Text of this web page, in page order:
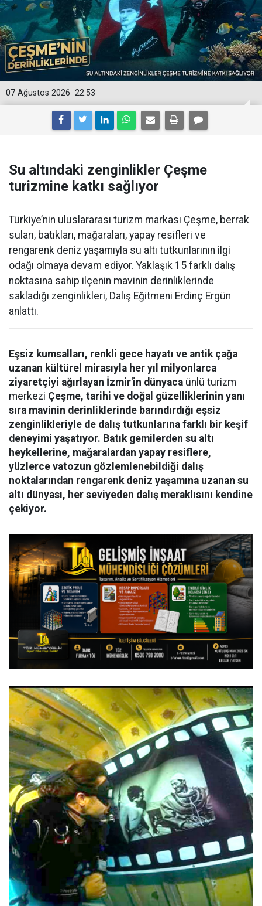
22:53
07 Ağustos 2026
Su altındaki zenginlikler Çeşme
turizmine katkı sağlıyor
Türkiye’nin uluslararası turizm markası Çeşme, berrak
suları, batıkları, mağaraları, yapay resifleri ve
rengarenk deniz yaşamıyla su altı tutkunlarının ilgi
odağı olmaya devam ediyor. Yaklaşık 15 farklı dalış
noktasına sahip ilçenin mavinin derinliklerinde
sakladığı zenginlikleri, Dalış Eğitmeni Erdinç Ergün
anlattı.
Eşsiz kumsalları, renkli gece hayatı ve antik çağa
uzanan kültürel mirasıyla her yıl milyonlarca
ziyaretçiyi ağırlayan İzmir'in dünyaca ünlü turizm
merkezi Çeşme, tarihi ve doğal güzelliklerinin yanı
sıra mavinin derinliklerinde barındırdığı eşsiz
zenginlikleriyle de dalış tutkunlarına farklı bir keşif
deneyimi yaşatıyor. Batık gemilerden su altı
heykellerine, mağaralardan yapay resiflere,
yüzlerce vatozun gözlemlenebildiği dalış
noktalarından rengarenk deniz yaşamına uzanan su
altı dünyası, her seviyeden dalış meraklısını kendine
çekiyor.